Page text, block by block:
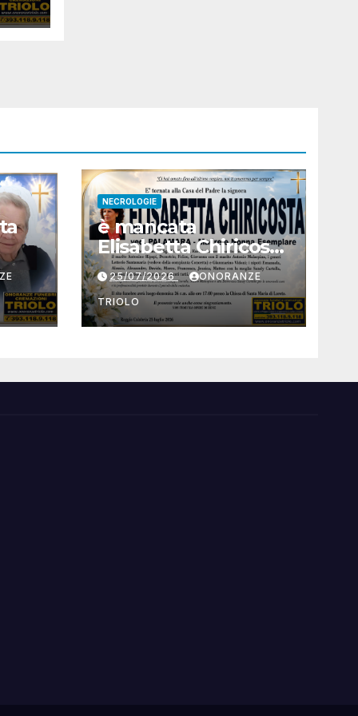
NECROLOGIE
è mancata
Elisabetta Chiricosta
ved. Palamara
25/07/2026 ONORANZE
TRIOLO